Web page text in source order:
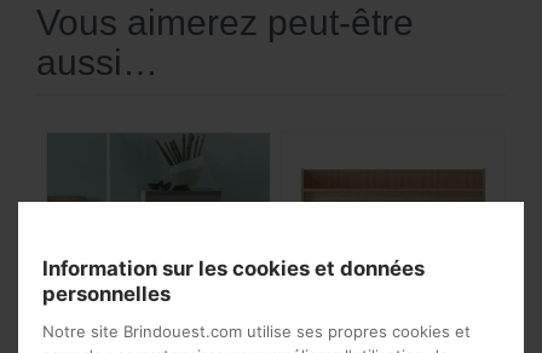
Vous aimerez peut-être
aussi…
Information sur les cookies et données
personnelles
Notre site Brindouest.com utilise ses propres cookies et